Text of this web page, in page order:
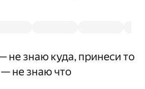
не знаю куда, принеси то
— не знаю что